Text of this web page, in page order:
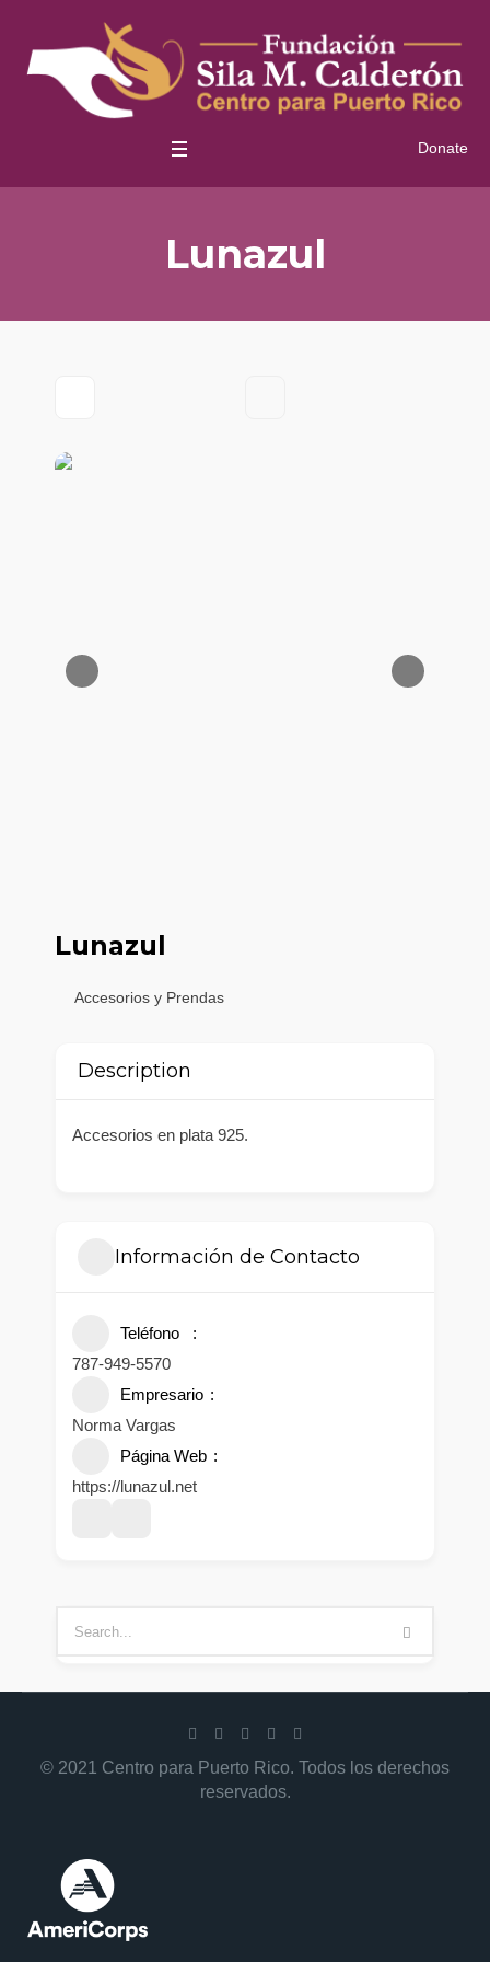
Donate
Lunazul
Lunazul
Accesorios y Prendas
Description
Accesorios en plata 925.
Información de Contacto
Teléfono
787-949-5570
Empresario
Norma Vargas
Página Web
https://lunazul.net
© 2021 Centro para Puerto Rico. Todos los derechos
reservados.